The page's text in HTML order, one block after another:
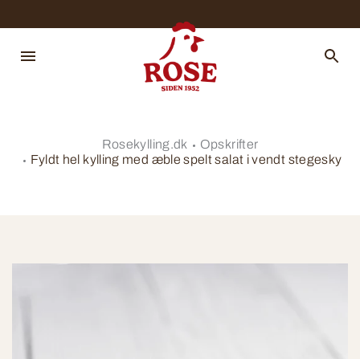
Rosekylling.dk
Opskrifter
Fyldt hel kylling med æble spelt salat i vendt stegesky